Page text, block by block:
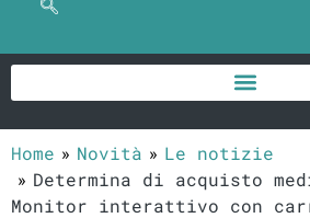
Home Novità
Le notizie
Determina di acquisto
Monitor interattivo con